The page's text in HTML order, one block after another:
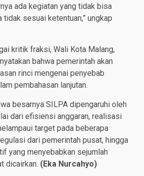
ada kegiatan yang tidak bisa
tidak sesuai ketentuan,” ungkap
kritik fraksi, Wali Kota Malang,
bahwa pemerintah akan
rinci mengenai penyebab
pembahasan lanjutan.
besarnya SILPA dipengaruhi oleh
dari efisiensi anggaran, realisasi
target pada beberapa
dari pemerintah pusat, hingga
yang menyebabkan sejumlah
dicairkan. (Eka Nurcahyo)